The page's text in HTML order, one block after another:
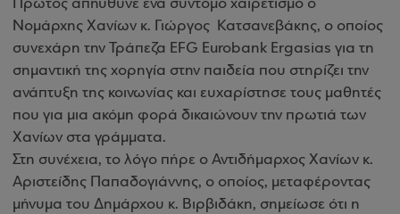
Πρώτος απηύθυνε ένα σύντομο χαιρετισμό ο
Νομάρχης Χανίων κ. Γιώργος Κατσανεβάκης, ο οποίος
συνεχάρη την Τράπεζα EFG Eurobank Ergasias για τη
σημαντική της χορηγία στην παιδεία που στηρίζει την
ανάπτυξη της κοινωνίας και ευχαρίστησε τους μαθητές
που για μια ακόμη φορά δικαιώνουν την πρωτιά των
Χανίων στα γράμματα.
Στη συνέχεια, το λόγο πήρε ο Αντιδήμαρχος Χανίων κ.
Αριστείδης Παπαδογιάννης, ο οποίος, μεταφέροντας
μήνυμα του Δημάρχου κ. Βιρβιδάκη, σημείωσε ότι η